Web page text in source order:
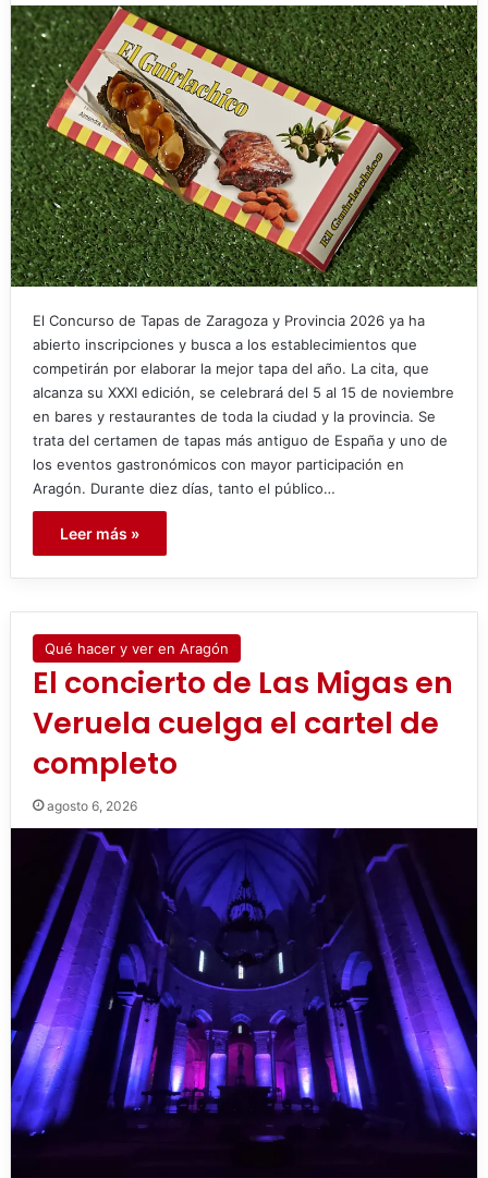
El Concurso de Tapas de Zaragoza y Provincia 2026 ya ha
abierto inscripciones y busca a los establecimientos que
competirán por elaborar la mejor tapa del año. La cita, que
alcanza su XXXI edición, se celebrará del 5 al 15 de noviembre
en bares y restaurantes de toda la ciudad y la provincia. Se
trata del certamen de tapas más antiguo de España y uno de
los eventos gastronómicos con mayor participación en
Aragón. Durante diez días, tanto el público…
Leer más »
Qué hacer y ver en Aragón
El concierto de Las Migas en
Veruela cuelga el cartel de
completo
agosto 6, 2026